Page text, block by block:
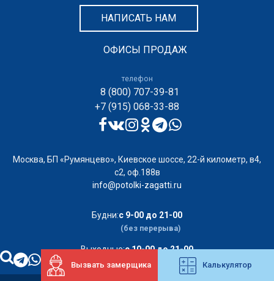
Вызвать замерщика Калькулятор
НАПИСАТЬ НАМ
ОФИСЫ ПРОДАЖ
телефон
8 (800) 707-39-81
+7 (915) 068-33-88
Москва, БП «Румянцево», Киевское шоссе, 22-й километр, в4,
с2, оф.188в
info@potolki-zagatti.ru
Будни:с 9-00 до 21-00
(без перерыва)
Выходные:с 10-00 до 21-00